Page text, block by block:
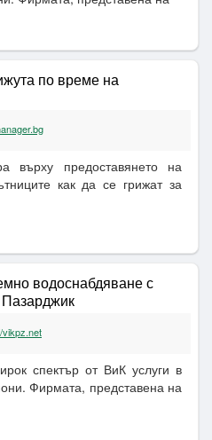
по време на
върху предоставянето на
как да се грижат за
водоснабдяване с
vikpz.net
спектър от ВиК услуги в
Фирмата, представена на